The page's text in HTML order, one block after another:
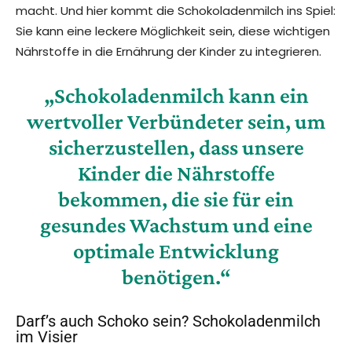
macht. Und hier kommt die Schokoladenmilch ins Spiel:
Sie kann eine leckere Möglichkeit sein, diese wichtigen
Nährstoffe in die Ernährung der Kinder zu integrieren.
„Schokoladenmilch kann ein
wertvoller Verbündeter sein, um
sicherzustellen, dass unsere
Kinder die Nährstoffe
bekommen, die sie für ein
gesundes Wachstum und eine
optimale Entwicklung
benötigen.“
Darf’s auch Schoko sein? Schokoladenmilch
im Visier